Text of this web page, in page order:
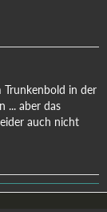
in der
... aber das
auch nicht